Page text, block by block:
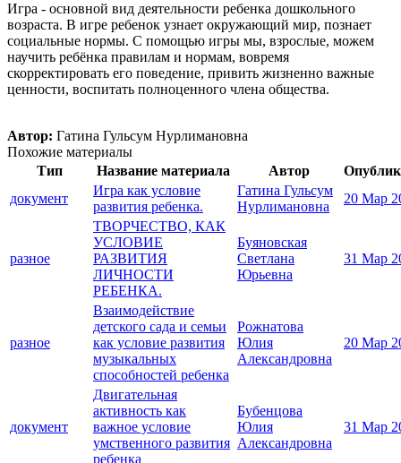
Игра - основной вид деятельности ребенка дошкольного
возраста. В игре ребенок узнает окружающий мир, познает
социальные нормы. С помощью игры мы, взрослые, можем
научить ребёнка правилам и нормам, вовремя
скорректировать его поведение, привить жизненно важные
ценности, воспитать полноценного члена общества.
Автор: Гатина Гульсум Нурлимановна
Похожие материалы
Тип
Название материала Автор
документ
Игра как условие
развития ребенка.
Гатина Гульсум
Нурлимановна
20 Мар
разное
ТВОРЧЕСТВО, КАК
УСЛОВИЕ
РАЗВИТИЯ
ЛИЧНОСТИ
РЕБЕНКА.
Буяновская
Светлана
Юрьевна
31 Мар
разное
Взаимодействие
детского сада и семьи
как условие развития
музыкальных
способностей ребенка
Рожнатова
Юлия
Александровна
20 Мар
документ
Двигательная
активность как
важное условие
умственного развития
ребенка
Бубенцова
Юлия
Александровна
31 Мар